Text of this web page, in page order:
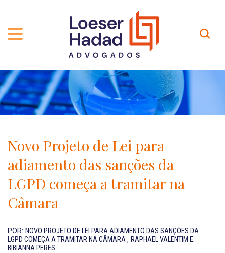
QUEM SOMOS
TRAJETÓRIA
INCLUSÃO E DIVERSIDADE
PRÊMIOS
NOSSA EQUIPE
ÁREAS DE ATUAÇÃO
PROFISSIONAIS
CARREIRA
Contato
Localização
EN-US
Novo Projeto de Lei para
adiamento das sanções da
LGPD começa a tramitar na
Câmara
POR: NOVO PROJETO DE LEI PARA ADIAMENTO DAS SANÇÕES DA
LGPD COMEÇA A TRAMITAR NA CÂMARA, RAPHAEL VALENTIM E
BIBIANNA PERES